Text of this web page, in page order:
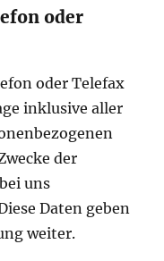
oder
oder Telefax
inklusive aller
der
uns
Daten geben
weiter.